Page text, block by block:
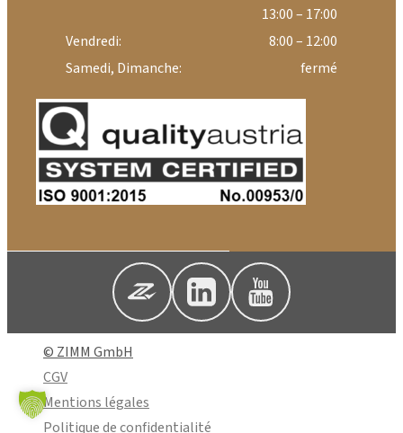
13:00 – 17:00
Vendredi:
8:00 – 12:00
Samedi, Dimanche:
fermé
© ZIMM GmbH
CGV
Mentions légales
Politique de confidentialité